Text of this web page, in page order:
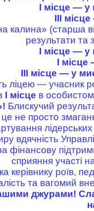
І місце — у
ІІІ
калина» (старша
результати та
І місце — у
І місце
ІІІ місце — у
ліцею — учасник
І місце в
Блискучий
не просто
вдячність
фінансову
сприяння участі
керівнику роїв,
та вагомий
джурами!